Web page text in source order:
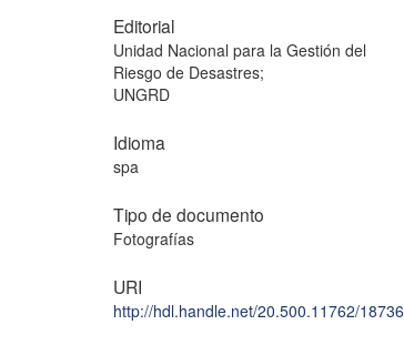
Editorial
Unidad Nacional para la Gestión del
Riesgo de Desastres;
UNGRD
Idioma
spa
Tipo de documento
Fotografías
URI
http://hdl.handle.net/20.500.11762/18736